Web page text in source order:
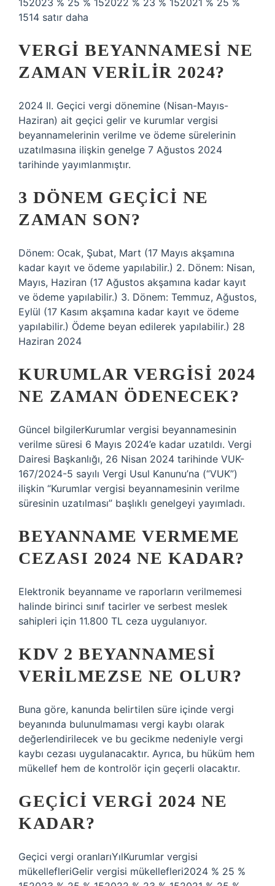
152023 % 25 % 152022 % 23 % 152021 % 25 %
1514 satır daha
VERGI BEYANNAMESI NE
ZAMAN VERILIR 2024?
2024 II. Geçici vergi dönemine (Nisan-Mayıs-
Haziran) ait geçici gelir ve kurumlar vergisi
beyannamelerinin verilme ve ödeme sürelerinin
uzatılmasına ilişkin genelge 7 Ağustos 2024
tarihinde yayımlanmıştır.
3 DÖNEM GEÇICI NE
ZAMAN SON?
Dönem: Ocak, Şubat, Mart (17 Mayıs akşamına
kadar kayıt ve ödeme yapılabilir.) 2. Dönem: Nisan,
Mayıs, Haziran (17 Ağustos akşamına kadar kayıt
ve ödeme yapılabilir.) 3. Dönem: Temmuz, Ağustos,
Eylül (17 Kasım akşamına kadar kayıt ve ödeme
yapılabilir.) Ödeme beyan edilerek yapılabilir.) 28
Haziran 2024
KURUMLAR VERGISI 2024
NE ZAMAN ÖDENECEK?
Güncel bilgilerKurumlar vergisi beyannamesinin
verilme süresi 6 Mayıs 2024’e kadar uzatıldı. Vergi
Dairesi Başkanlığı, 26 Nisan 2024 tarihinde VUK-
167/2024-5 sayılı Vergi Usul Kanunu’na (“VUK”)
ilişkin “Kurumlar vergisi beyannamesinin verilme
süresinin uzatılması” başlıklı genelgeyi yayımladı.
BEYANNAME VERMEME
CEZASI 2024 NE KADAR?
Elektronik beyanname ve raporların verilmemesi
halinde birinci sınıf tacirler ve serbest meslek
sahipleri için 11.800 TL ceza uygulanıyor.
KDV 2 BEYANNAMESI
VERILMEZSE NE OLUR?
Buna göre, kanunda belirtilen süre içinde vergi
beyanında bulunulmaması vergi kaybı olarak
değerlendirilecek ve bu gecikme nedeniyle vergi
kaybı cezası uygulanacaktır. Ayrıca, bu hüküm hem
mükellef hem de kontrolör için geçerli olacaktır.
GEÇICI VERGI 2024 NE
KADAR?
Geçici vergi oranlarıYılKurumlar vergisi
mükellefleriGelir vergisi mükellefleri2024 % 25 %